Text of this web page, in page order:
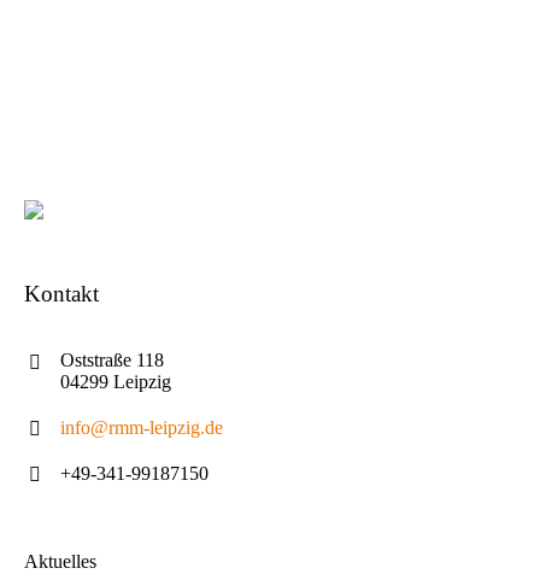
Kontakt
Oststraße 118
04299 Leipzig
info@rmm-leipzig.de
+49-341-99187150
Aktuelles